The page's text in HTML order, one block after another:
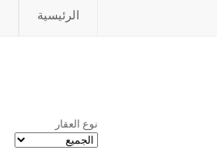
الرئيسية
نوع العقار